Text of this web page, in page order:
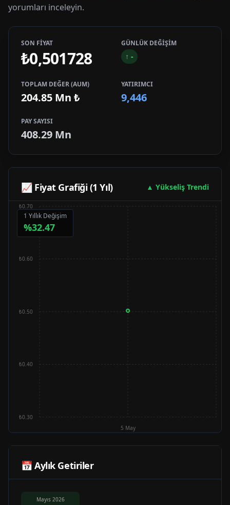
yorumları inceleyin.
SON FİYAT
₺0,501728
GÜNLÜK DEĞİŞİM
↑ -
TOPLAM DEĞER (AUM)
204.85 Mn ₺
YATIRIMCI
9,446
PAY SAYISI
408.29 Mn
📈 Fiyat Grafiği (1 Yıl) ▲ Yükseliş Trendi
1 Yıllık Değişim
%32.47
5 May
₺0.30
₺0.40
₺0.50
₺0.60
₺0.70
📅 Aylık Getiriler
Mayıs 2026